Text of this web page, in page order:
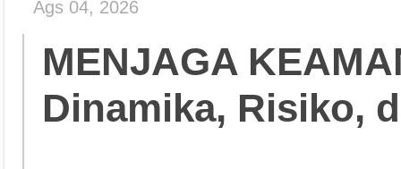
Ags 04, 2026
MENJAGA
Dinamika, Risiko,